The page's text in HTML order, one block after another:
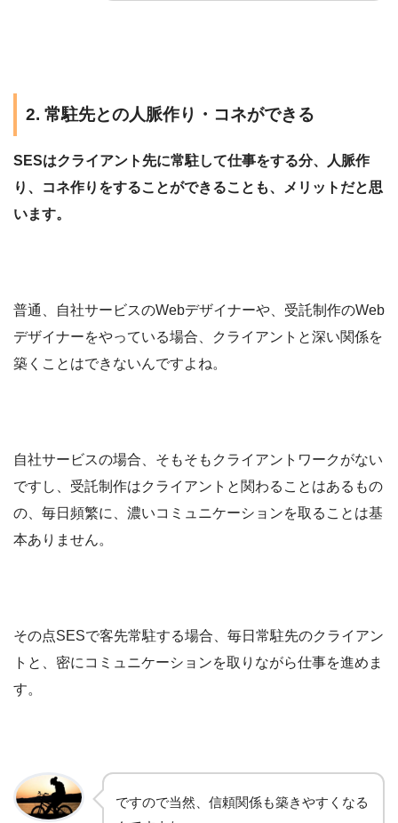
2. 常駐先との人脈作り・コネができる
SESはクライアント先に常駐して仕事をする分、人脈作
り、コネ作りをすることができることも、メリットだと思
います。
普通、自社サービスのWebデザイナーや、受託制作のWeb
デザイナーをやっている場合、クライアントと深い関係を
築くことはできないんですよね。
自社サービスの場合、そもそもクライアントワークがない
ですし、受託制作はクライアントと関わることはあるもの
の、毎日頻繁に、濃いコミュニケーションを取ることは基
本ありません。
その点SESで客先常駐する場合、毎日常駐先のクライアン
トと、密にコミュニケーションを取りながら仕事を進めま
す。
ですので当然、信頼関係も築きやすくなる